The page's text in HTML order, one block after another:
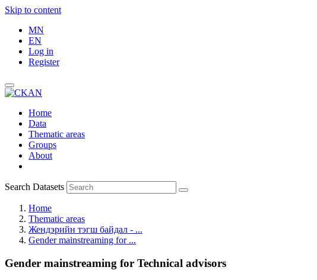
Skip to content
MN
EN
Log in
Register
Home
Data
Thematic areas
Groups
About
Search Datasets
Home
Thematic areas
Жендэрийн тэгш байдал - ...
Gender mainstreaming for ...
Gender mainstreaming for Technical advisors